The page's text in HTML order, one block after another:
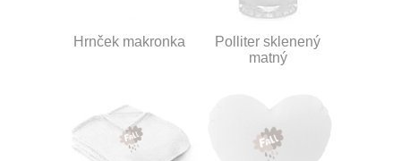
Hrnček makronka
Polliter sklenený
matný